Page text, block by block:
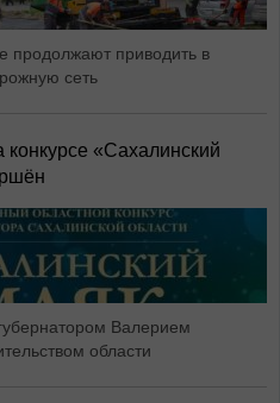
продолжают приводить в
сеть
конкурсе «Сахалинский
Валерием
области